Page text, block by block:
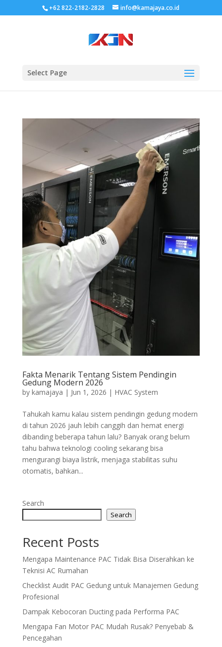
+62 822-2182-2828 info@kamajaya.co.id
Select Page
Fakta Menarik Tentang Sistem Pendingin
Gedung Modern 2026
by kamajaya | Jun 1, 2026 | HVAC System
Tahukah kamu kalau sistem pendingin gedung modern
di tahun 2026 jauh lebih canggih dan hemat energi
dibanding beberapa tahun lalu? Banyak orang belum
tahu bahwa teknologi cooling sekarang bisa
mengurangi biaya listrik, menjaga stabilitas suhu
otomatis, bahkan...
Search
Search
Recent Posts
Mengapa Maintenance PAC Tidak Bisa Diserahkan ke
Teknisi AC Rumahan
Checklist Audit PAC Gedung untuk Manajemen Gedung
Profesional
Dampak Kebocoran Ducting pada Performa PAC
Mengapa Fan Motor PAC Mudah Rusak? Penyebab &
Pencegahan